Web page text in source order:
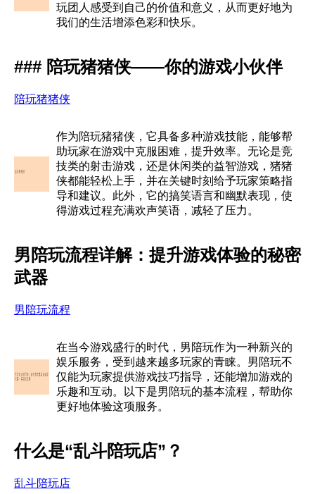
玩团人感受到自己的价值和意义，从而更好地为
我们的生活增添色彩和快乐。
### 陪玩猪猪侠——你的游戏小伙伴
陪玩猪猪侠
作为陪玩猪猪侠，它具备多种游戏技能，能够帮
助玩家在游戏中克服困难，提升效率。无论是竞
技类的射击游戏，还是休闲类的益智游戏，猪猪
侠都能轻松上手，并在关键时刻给予玩家策略指
导和建议。此外，它的搞笑语言和幽默表现，使
得游戏过程充满欢声笑语，减轻了压力。
男陪玩流程详解：提升游戏体验的秘密
武器
男陪玩流程
在当今游戏盛行的时代，男陪玩作为一种新兴的
娱乐服务，受到越来越多玩家的青睐。男陪玩不
仅能为玩家提供游戏技巧指导，还能增加游戏的
乐趣和互动。以下是男陪玩的基本流程，帮助你
更好地体验这项服务。
什么是“乱斗陪玩店”？
乱斗陪玩店